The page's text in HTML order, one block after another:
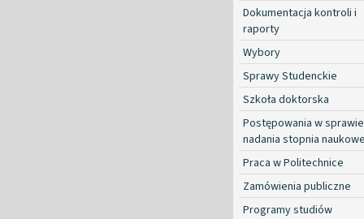
Dokumentacja kontroli i
raporty
Wybory
Sprawy Studenckie
Szkoła doktorska
Postępowania w sprawie
nadania stopnia
Praca w Politechnice
Zamówienia publiczne
Programy studiów